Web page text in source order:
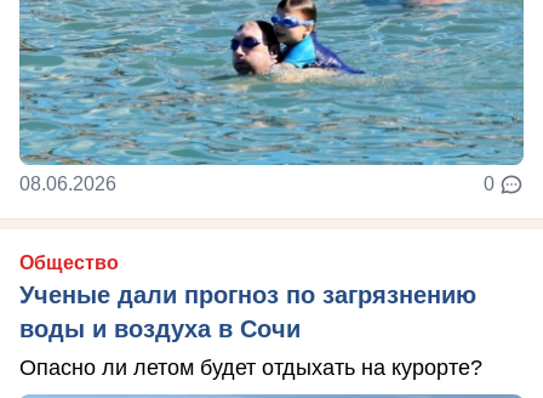
08.06.2026 0
Общество
Ученые дали прогноз по загрязнению
воды и воздуха в Сочи
Опасно ли летом будет отдыхать на курорте?